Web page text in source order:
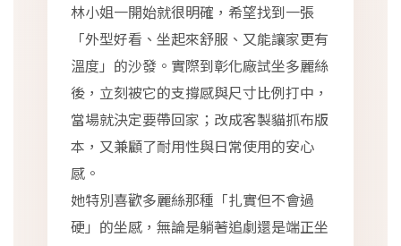
林小姐一開始就很明確，希望找到一張
「外型好看、坐起來舒服、又能讓家更有
溫度」的沙發。實際到彰化廠試坐多麗絲
後，立刻被它的支撐感與尺寸比例打中，
當場就決定要帶回家；改成客製貓抓布版
本，又兼顧了耐用性與日常使用的安心
感。
她特別喜歡多麗絲那種「扎實但不會過
硬」的坐感，無論是躺著追劇還是端正坐